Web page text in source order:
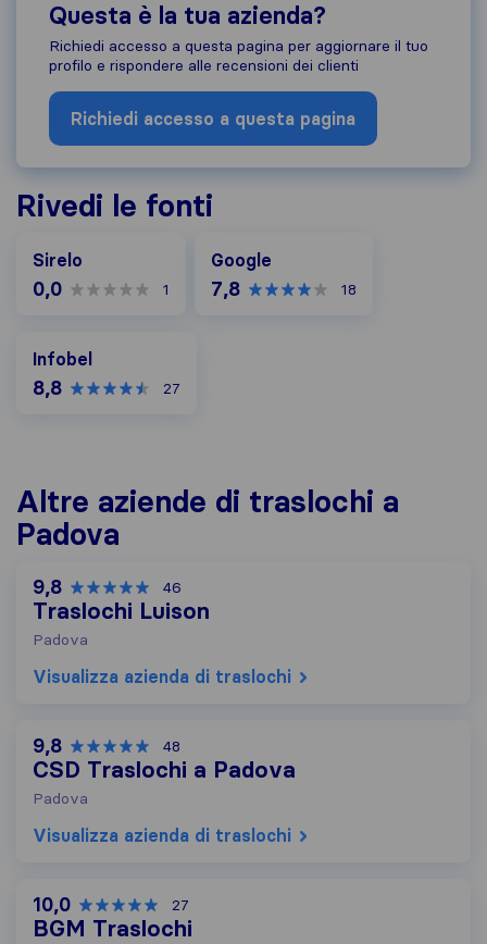
Questa è la tua azienda?
Richiedi accesso a questa pagina per aggiornare il tuo
profilo e rispondere alle recensioni dei clienti
Richiedi accesso a questa pagina
Rivedi le fonti
Sirelo
0,0 1
Google
7,8 18
Infobel
8,8 27
Altre aziende di traslochi a
Padova
9,8 46
Traslochi Luison
Padova
Visualizza azienda di traslochi
9,8 48
CSD Traslochi a Padova
Padova
Visualizza azienda di traslochi
10,0 27
BGM Traslochi